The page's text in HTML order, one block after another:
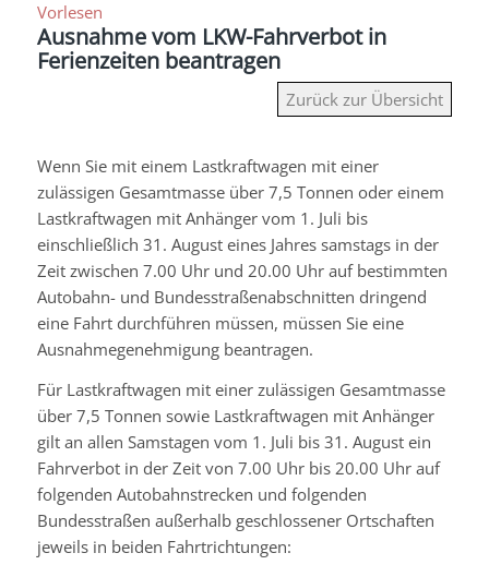
Vorlesen
Ausnahme vom LKW-Fahrverbot in
Ferienzeiten beantragen
Zurück zur Übersicht
Wenn Sie mit einem Lastkraftwagen mit einer
zulässigen Gesamtmasse über 7,5 Tonnen oder einem
Lastkraftwagen mit Anhänger vom 1. Juli bis
einschließlich 31. August eines Jahres samstags in der
Zeit zwischen 7.00 Uhr und 20.00 Uhr auf bestimmten
Autobahn- und Bundesstraßenabschnitten dringend
eine Fahrt durchführen müssen, müssen Sie eine
Ausnahmegenehmigung beantragen.
Für Lastkraftwagen mit einer zulässigen Gesamtmasse
über 7,5 Tonnen sowie Lastkraftwagen mit Anhänger
gilt an allen Samstagen vom 1. Juli bis 31. August ein
Fahrverbot in der Zeit von 7.00 Uhr bis 20.00 Uhr auf
folgenden Autobahnstrecken und folgenden
Bundesstraßen außerhalb geschlossener Ortschaften
jeweils in beiden Fahrtrichtungen: